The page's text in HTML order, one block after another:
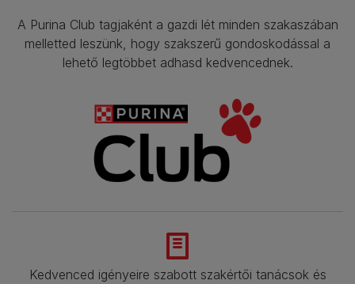
A Purina Club tagjaként a gazdi lét minden szakaszában
melletted leszünk, hogy szakszerű gondoskodással a
lehető legtöbbet adhasd kedvencednek.
Kedvenced igényeire szabott szakértői tanácsok és